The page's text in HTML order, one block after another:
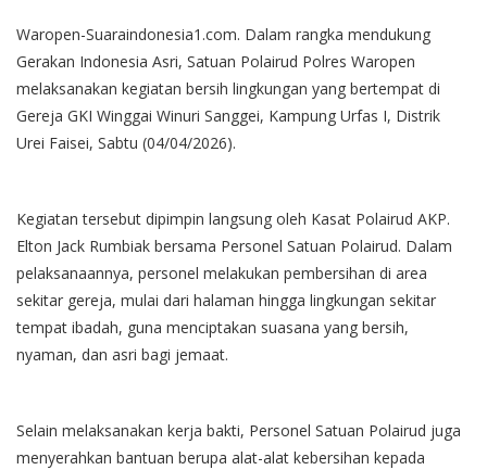
Waropen-Suaraindonesia1.com. Dalam rangka mendukung
Gerakan Indonesia Asri, Satuan Polairud Polres Waropen
melaksanakan kegiatan bersih lingkungan yang bertempat di
Gereja GKI Winggai Winuri Sanggei, Kampung Urfas I, Distrik
Urei Faisei, Sabtu (04/04/2026).
Kegiatan tersebut dipimpin langsung oleh Kasat Polairud AKP.
Elton Jack Rumbiak bersama Personel Satuan Polairud. Dalam
pelaksanaannya, personel melakukan pembersihan di area
sekitar gereja, mulai dari halaman hingga lingkungan sekitar
tempat ibadah, guna menciptakan suasana yang bersih,
nyaman, dan asri bagi jemaat.
Selain melaksanakan kerja bakti, Personel Satuan Polairud juga
menyerahkan bantuan berupa alat-alat kebersihan kepada